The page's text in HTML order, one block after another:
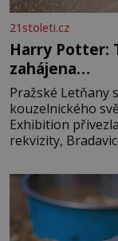
21stoleti.cz
Harry Potter:
zahájena…
Pražské Letňany
kouzelnického
Exhibition
rekvizity,